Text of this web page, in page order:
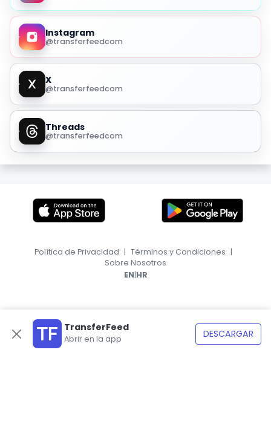
Instagram
@transferfeedcom
X
@transferfeedcom
Threads
@transferfeedcom
TransferFeed
Abrir en la app DESCARGAR
Política de Privacidad | Términos y Condiciones |
Sobre Nosotros
EN|HR